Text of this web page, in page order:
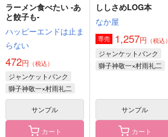
ラーメン食べたい -あ
と餃子も-
ハッピーエンドは止ま
らない
472円 （税込）
ジャンケットバンク
獅子神敬一×村雨礼二
サンプル
カート
ししさめLOG本
なか屋
専売 1,257円 （税込）
ジャンケットバンク
獅子神敬一×村雨礼二
サンプル
カート